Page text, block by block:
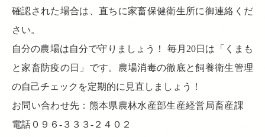
確認された場合は、直ちに家畜保健衛生所に御連絡くだ
さい。
自分の農場は自分で守りましょう！ 毎月20日は「くまも
と家畜防疫の日」です。農場消毒の徹底と飼養衛生管理
の自己チェックを定期的に見直しましょう！
お問い合わせ先：熊本県農林水産部生産経営局畜産課
電話０９６-３３３-２４０２